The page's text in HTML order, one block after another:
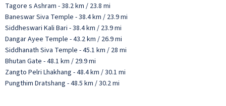
Tagore s Ashram - 38.2 km / 23.8 mi
Baneswar Siva Temple - 38.4 km / 23.9 mi
Siddheswari Kali Bari - 38.4 km / 23.9 mi
Dangar Ayee Temple - 43.2 km / 26.9 mi
Siddhanath Siva Temple - 45.1 km / 28 mi
Bhutan Gate - 48.1 km / 29.9 mi
Zangto Pelri Lhakhang - 48.4 km / 30.1 mi
Pungthim Dratshang - 48.5 km / 30.2 mi